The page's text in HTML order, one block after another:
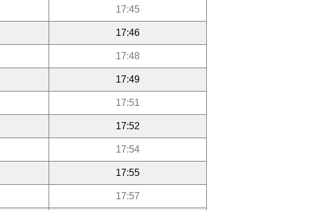
17:45
17:46
17:48
17:49
17:51
17:52
17:54
17:55
17:57